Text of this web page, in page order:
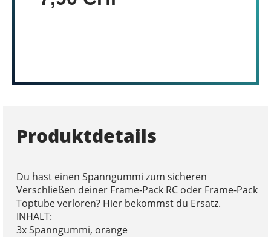
Produktdetails
Du hast einen Spanngummi zum sicheren
Verschließen deiner Frame-Pack RC oder Frame-Pack
Toptube verloren? Hier bekommst du Ersatz.
INHALT:
3x Spanngummi, orange